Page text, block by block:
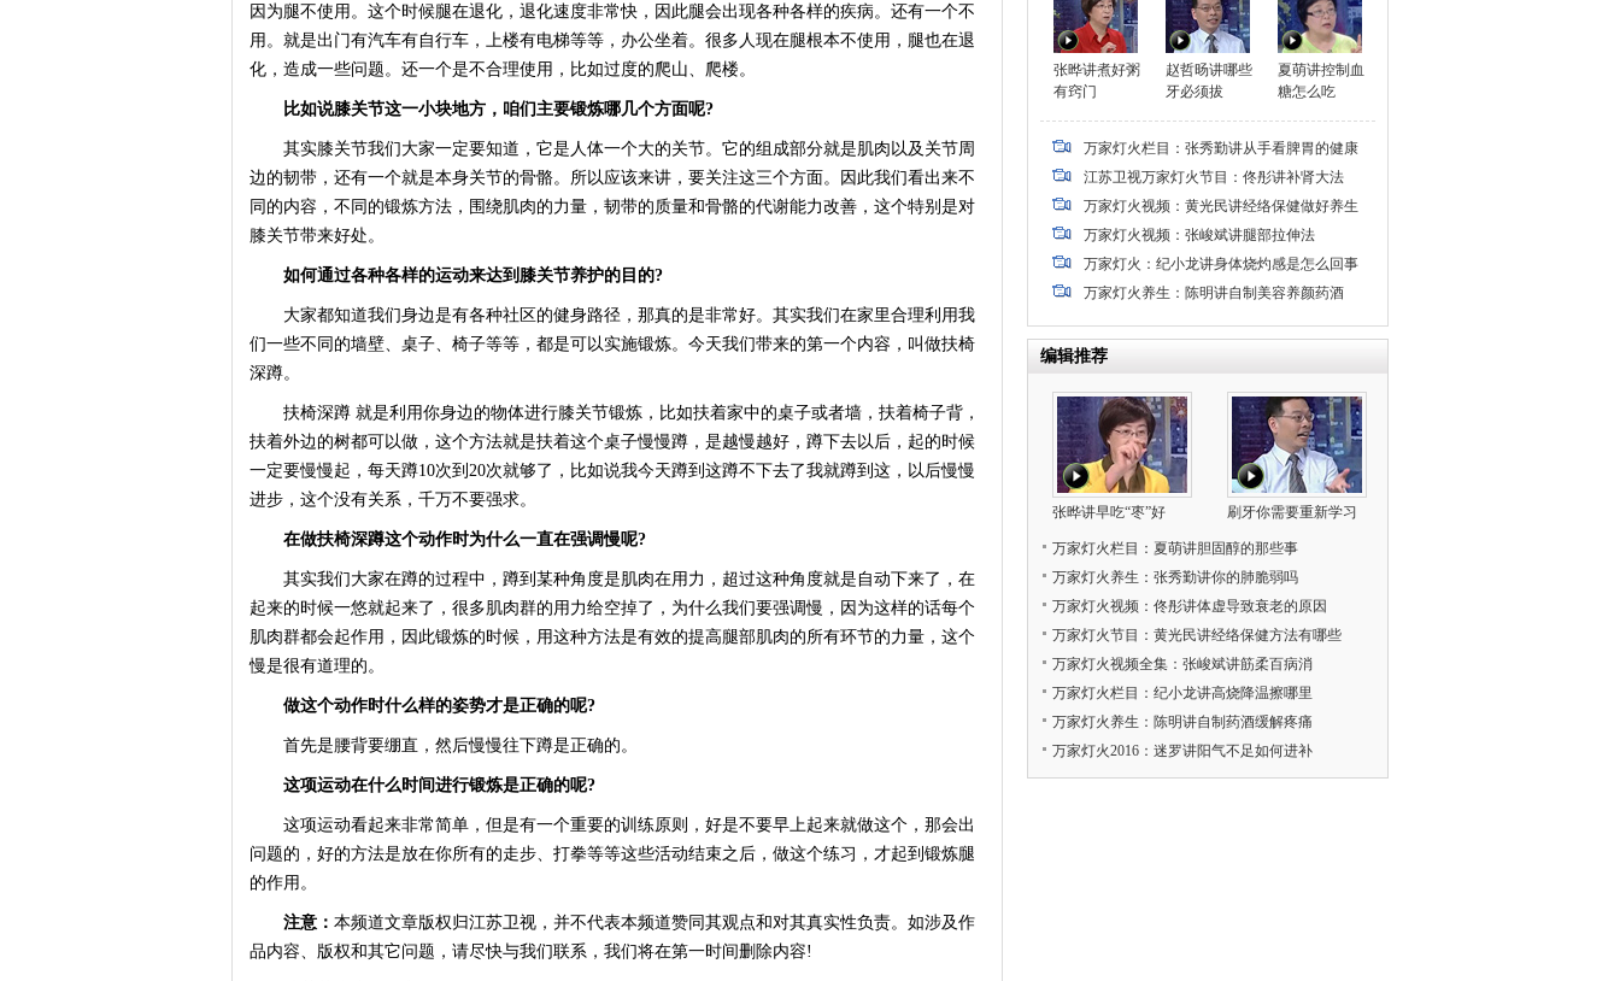
因为腿不使用。这个时候腿在退化，退化速度非常快，因此腿会出现各种各样的疾病。还有一个不
用。就是出门有汽车有自行车，上楼有电梯等等，办公坐着。很多人现在腿根本不使用，腿也在退
化，造成一些问题。还一个是不合理使用，比如过度的爬山、爬楼。
比如说膝关节这一小块地方，咱们主要锻炼哪几个方面呢?
其实膝关节我们大家一定要知道，它是人体一个大的关节。它的组成部分就是肌肉以及关节周
边的韧带，还有一个就是本身关节的骨骼。所以应该来讲，要关注这三个方面。因此我们看出来不
同的内容，不同的锻炼方法，围绕肌肉的力量，韧带的质量和骨骼的代谢能力改善，这个特别是对
膝关节带来好处。
如何通过各种各样的运动来达到膝关节养护的目的?
大家都知道我们身边是有各种社区的健身路径，那真的是非常好。其实我们在家里合理利用我
们一些不同的墙壁、桌子、椅子等等，都是可以实施锻炼。今天我们带来的第一个内容，叫做扶椅
深蹲。
扶椅深蹲 就是利用你身边的物体进行膝关节锻炼，比如扶着家中的桌子或者墙，扶着椅子背，
扶着外边的树都可以做，这个方法就是扶着这个桌子慢慢蹲，是越慢越好，蹲下去以后，起的时候
一定要慢慢起，每天蹲10次到20次就够了，比如说我今天蹲到这蹲不下去了我就蹲到这，以后慢慢
进步，这个没有关系，千万不要强求。
在做扶椅深蹲这个动作时为什么一直在强调慢呢?
其实我们大家在蹲的过程中，蹲到某种角度是肌肉在用力，超过这种角度就是自动下来了，在
起来的时候一悠就起来了，很多肌肉群的用力给空掉了，为什么我们要强调慢，因为这样的话每个
肌肉群都会起作用，因此锻炼的时候，用这种方法是有效的提高腿部肌肉的所有环节的力量，这个
慢是很有道理的。
做这个动作时什么样的姿势才是正确的呢?
首先是腰背要绷直，然后慢慢往下蹲是正确的。
这项运动在什么时间进行锻炼是正确的呢?
这项运动看起来非常简单，但是有一个重要的训练原则，好是不要早上起来就做这个，那会出
问题的，好的方法是放在你所有的走步、打拳等等这些活动结束之后，做这个练习，才起到锻炼腿
的作用。
注意： 本频道文章版权归江苏卫视，并不代表本频道赞同其观点和对其真实性负责。如涉及作
品内容、版权和其它问题，请尽快与我们联系，我们将在第一时间删除内容!
张晔讲煮好粥
有窍门
赵哲旸讲哪些
牙必须拔
夏萌讲控制血
糖怎么吃
万家灯火栏目：张秀勤讲从手看脾胃的健康
程度
江苏卫视万家灯火节目：佟彤讲补肾大法
万家灯火视频：黄光民讲经络保健做好养生
万家灯火视频：张峻斌讲腿部拉伸法
万家灯火：纪小龙讲身体烧灼感是怎么回事
万家灯火养生：陈明讲自制美容养颜药酒
编辑推荐
张晔讲早吃“枣”好 刷牙你需要重新学习
万家灯火栏目：夏萌讲胆固醇的那些事
万家灯火养生：张秀勤讲你的肺脆弱吗
万家灯火视频：佟彤讲体虚导致衰老的原因
万家灯火节目：黄光民讲经络保健方法有哪些
万家灯火视频全集：张峻斌讲筋柔百病消
万家灯火栏目：纪小龙讲高烧降温擦哪里
万家灯火养生：陈明讲自制药酒缓解疼痛
万家灯火2016：迷罗讲阳气不足如何进补